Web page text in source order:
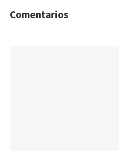
Comentarios